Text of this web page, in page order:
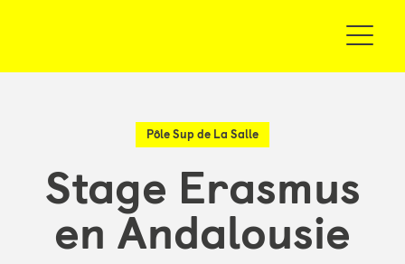
Pôle Sup de La Salle
Stage Erasmus
en Andalousie